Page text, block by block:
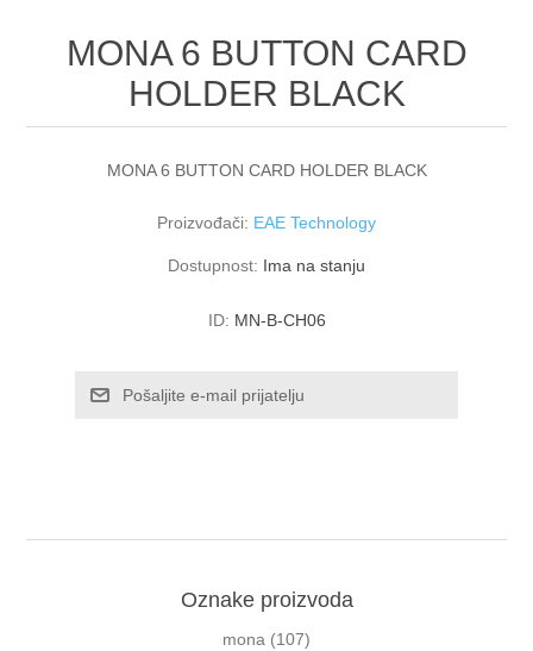
MONA 6 BUTTON CARD
HOLDER BLACK
MONA 6 BUTTON CARD HOLDER BLACK
Proizvođači: EAE Technology
Dostupnost: Ima na stanju
ID: MN-B-CH06
Oznake proizvoda
mona (107)